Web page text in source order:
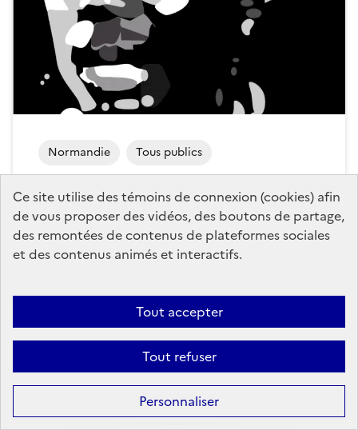
Ce site utilise des témoins de connexion (cookies) afin
de vous proposer des vidéos, des boutons de partage,
des remontées de contenus de plateformes sociales
et des contenus animés et interactifs.
Tout accepter
Tout refuser
Personnaliser
Jazz sous les Pommiers 2024
Pour sa 43eme édition, du 4 au 11 mai 2024, le
festival Jazz sous les Pommiers célèbre à nouveau le
jazz avec exigence, ouverture et caractère.
Normandie Tous publics
Publié le30 avril 2024